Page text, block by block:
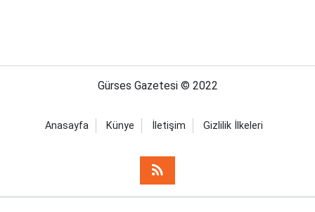
Gürses Gazetesi © 2022
Anasayfa Künye İletişim Gizlilik İlkeleri